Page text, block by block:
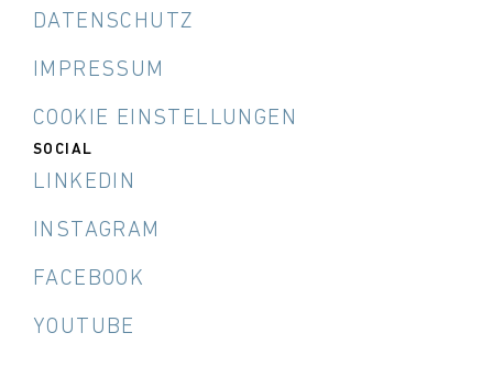
DATENSCHUTZ
IMPRESSUM
COOKIE EINSTELLUNGEN
SOCIAL
LINKEDIN
INSTAGRAM
FACEBOOK
YOUTUBE